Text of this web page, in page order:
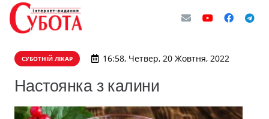
СУБОТНІЙ ЛІКАР 16:58, Четвер, 20 Жовтня, 2022
Настоянка з калини